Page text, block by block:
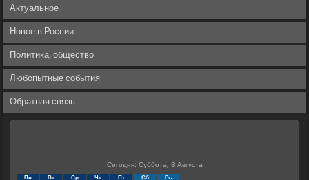
Актуальное
Новое в России
Политика, общество
Любопытные события
Обратная связь
Сегодня: Суббота, 8 Августа
Пн Вт Ср Чт Пт Сб Вс